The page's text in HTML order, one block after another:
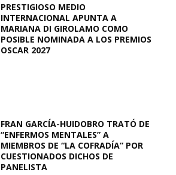
PRESTIGIOSO MEDIO
INTERNACIONAL APUNTA A
MARIANA DI GIROLAMO COMO
POSIBLE NOMINADA A LOS PREMIOS
OSCAR 2027
FRAN GARCÍA-HUIDOBRO TRATÓ DE
“ENFERMOS MENTALES” A
MIEMBROS DE “LA COFRADÍA” POR
CUESTIONADOS DICHOS DE
PANELISTA